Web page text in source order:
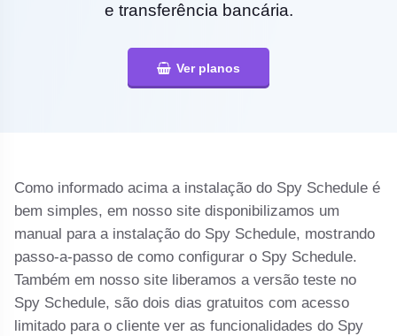
e transferência bancária.
Ver planos
Como informado acima a instalação do Spy Schedule é
bem simples, em nosso site disponibilizamos um
manual para a instalação do Spy Schedule, mostrando
passo-a-passo de como configurar o Spy Schedule.
Também em nosso site liberamos a versão teste no
Spy Schedule, são dois dias gratuitos com acesso
limitado para o cliente ver as funcionalidades do Spy